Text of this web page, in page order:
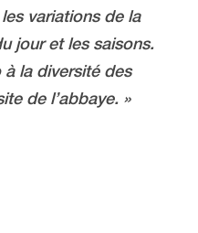
variations de la
jour et les saisons.
à la diversité des
de l’abbaye. »